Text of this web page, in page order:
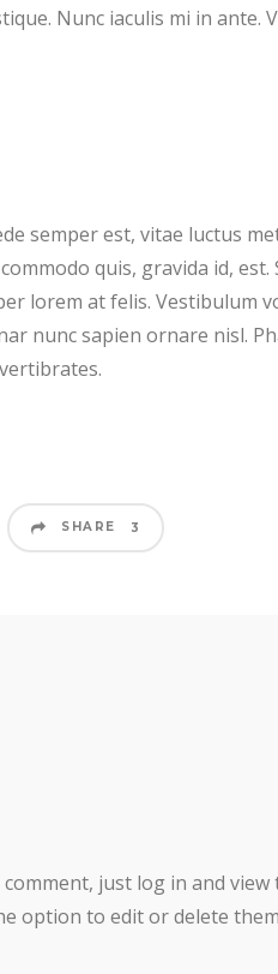
Nunc iaculis mi in ante.
semper est, vitae luctus
quis, gravida id, est.
lorem at felis. Vestibulum
nunc sapien ornare nisl.
SHARE 3
just log in and
option to edit or delete